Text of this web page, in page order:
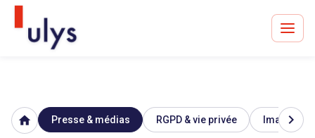
Avocats à Paris & Bruxelles
home Presse & médias RGPD & vie privée Image &
chevron_right